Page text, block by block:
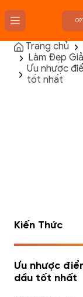
TRANG CHỦ
FLASH SALE
Trang chủ
Làm Đẹp
Ưu nhược
tốt nhất
Kiến Thức
Ưu nhược
dầu tốt nhất